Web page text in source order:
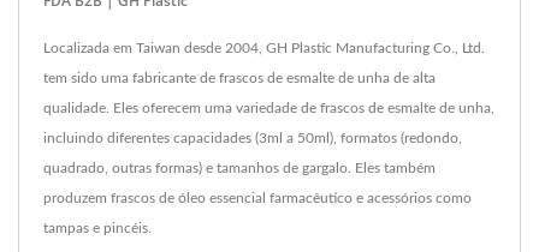
Localizada em Taiwan desde 2004, GH Plastic Manufacturing Co., Ltd.
tem sido uma fabricante de frascos de esmalte de unha de alta
qualidade. Eles oferecem uma variedade de frascos de esmalte de unha,
incluindo diferentes capacidades (3ml a 50ml), formatos (redondo,
quadrado, outras formas) e tamanhos de gargalo. Eles também
produzem frascos de óleo essencial farmacêutico e acessórios como
tampas e pincéis.